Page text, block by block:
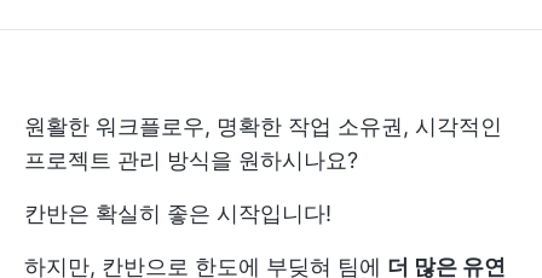
원활한 워크플로우, 명확한 작업 소유권, 시각적인
프로젝트 관리 방식을 원하시나요?
칸반은 확실히 좋은 시작입니다!
하지만, 칸반으로 한도에 부딪혀 팀에 더 많은 유연